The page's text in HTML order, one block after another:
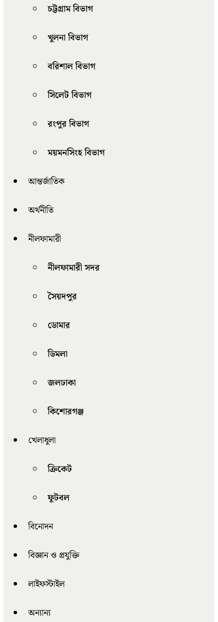
চট্টগ্রাম বিভাগ
খুলনা বিভাগ
বরিশাল বিভাগ
সিলেট বিভাগ
রংপুর বিভাগ
ময়মনসিংহ বিভাগ
আন্তর্জাতিক
অর্থনীতি
নীলফামারী
নীলফামারী সদর
সৈয়দপুর
ডোমার
ডিমলা
জলঢাকা
কিশোরগঞ্জ
খেলাধুলা
ক্রিকেট
ফুটবল
বিনোদন
বিজ্ঞান ও প্রযুক্তি
লাইফস্টাইল
অন্যান্য